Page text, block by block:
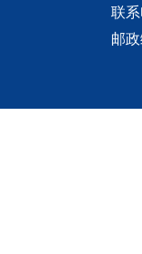
联
邮